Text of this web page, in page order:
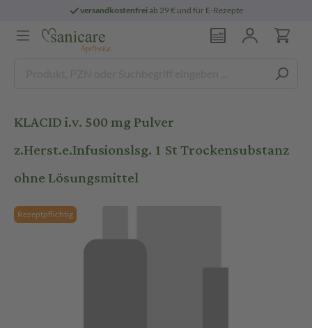
versandkostenfreiab 29 € und für E-Rezepte
KLACID i.v. 500 mg Pulver
z.Herst.e.Infusionslsg. 1 St Trockensubstanz
ohne Lösungsmittel
Rezeptpflichtig